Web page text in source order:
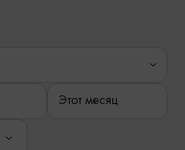
Этот месяц